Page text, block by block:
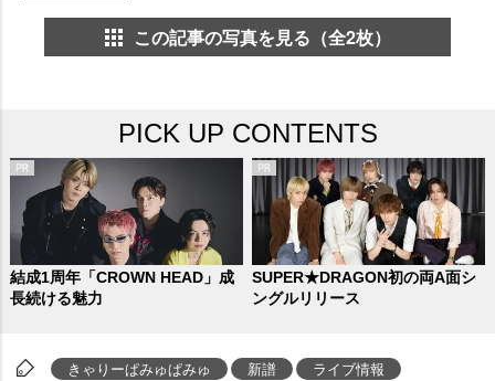
この記事の写真を見る（全2枚）
PICK UP CONTENTS
結成1周年「CROWN HEAD」成
長続ける魅力
SUPER★DRAGON初の両A面シ
ングルリリース
きゃりーぱみゅぱみゅ 新譜 ライブ情報